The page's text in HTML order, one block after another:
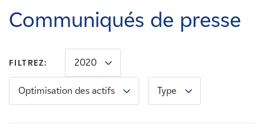
Carrières
Nouvelles
Contactez-nous
Communiqués de presse
FILTREZ: 2020
Optimisation des actifs Type